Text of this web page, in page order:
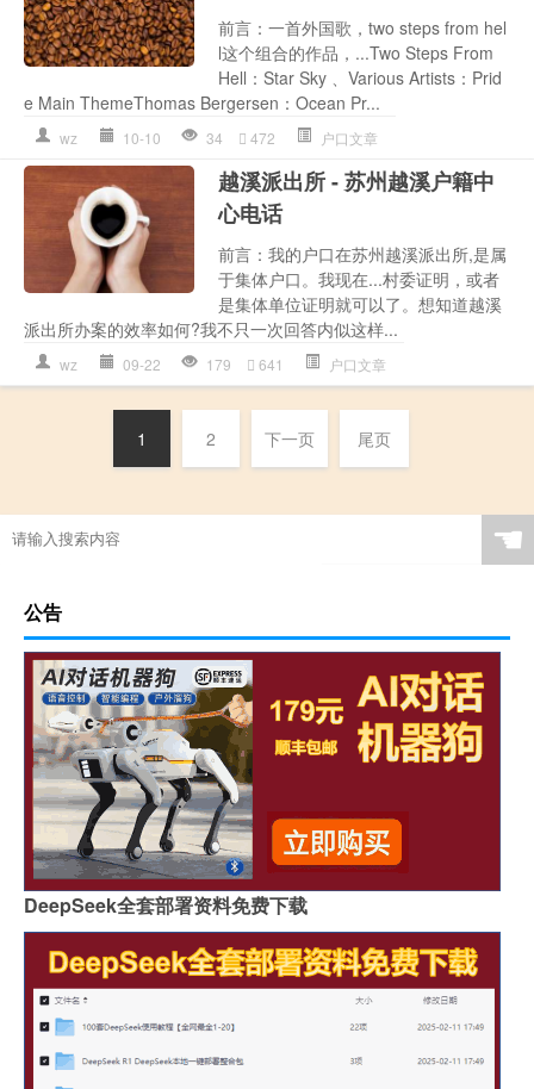
前言：一首外国歌，two steps from hel
l这个组合的作品，...Two Steps From
Hell：Star Sky 、Various Artists：Prid
e Main ThemeThomas Bergersen：Ocean Pr...
wz 10-10 34 472 户口文章
越溪派出所 - 苏州越溪户籍中
心电话
前言：我的户口在苏州越溪派出所,是属
于集体户口。我现在...村委证明，或者
是集体单位证明就可以了。想知道越溪
派出所办案的效率如何?我不只一次回答内似这样...
wz 09-22 179 641 户口文章
1 2 下一页 尾页
☚
公告
DeepSeek全套部署资料免费下载